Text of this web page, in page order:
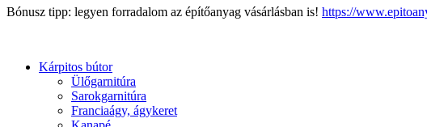
Bónusz tipp: legyen forradalom az építőanyag vásárlásban is! https://
Kárpitos bútor
Ülőgarnitúra
Sarokgarnitúra
Franciaágy, ágykeret